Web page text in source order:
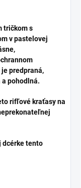
tričkom s
v pastelovej
predpraná,
pohodlná.
rifľové kraťasy na
dcérke tento